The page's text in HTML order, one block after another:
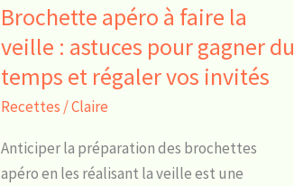
Brochette apéro à faire la
veille : astuces pour gagner du
temps et régaler vos invités
Recettes /Claire
Anticiper la préparation des brochettes
apéro en les réalisant la veille est une
gagner
du
temps
et
vos
invités